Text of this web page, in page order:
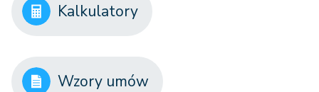
Kalkulatory
Wzory umów